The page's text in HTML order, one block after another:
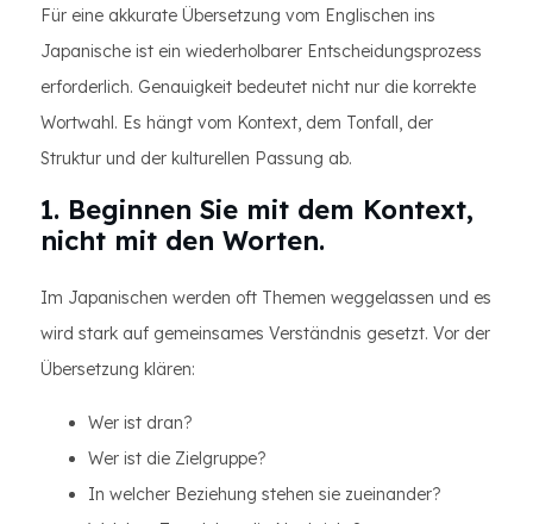
Für eine akkurate Übersetzung vom Englischen ins
Japanische ist ein wiederholbarer Entscheidungsprozess
erforderlich. Genauigkeit bedeutet nicht nur die korrekte
Wortwahl. Es hängt vom Kontext, dem Tonfall, der
Struktur und der kulturellen Passung ab.
1. Beginnen Sie mit dem Kontext,
nicht mit den Worten.
Im Japanischen werden oft Themen weggelassen und es
wird stark auf gemeinsames Verständnis gesetzt. Vor der
Übersetzung klären:
Wer ist dran?
Wer ist die Zielgruppe?
In welcher Beziehung stehen sie zueinander?